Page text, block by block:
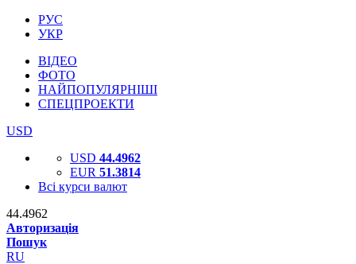
РУС
УКР
ВІДЕО
ФОТО
НАЙПОПУЛЯРНІШІ
СПЕЦПРОЕКТИ
USD
USD 44.4962
EUR 51.3814
Всі курси валют
44.4962
Авторизація
Пошук
RU